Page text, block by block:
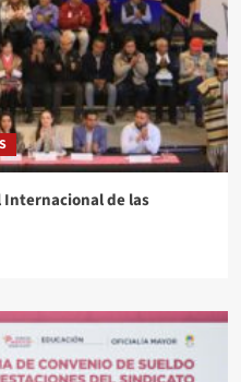
Internacional de las